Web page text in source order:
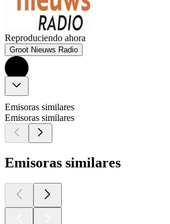
Reproduciendo ahora
Groot Nieuws Radio
Emisoras similares
Emisoras similares
Emisoras similares